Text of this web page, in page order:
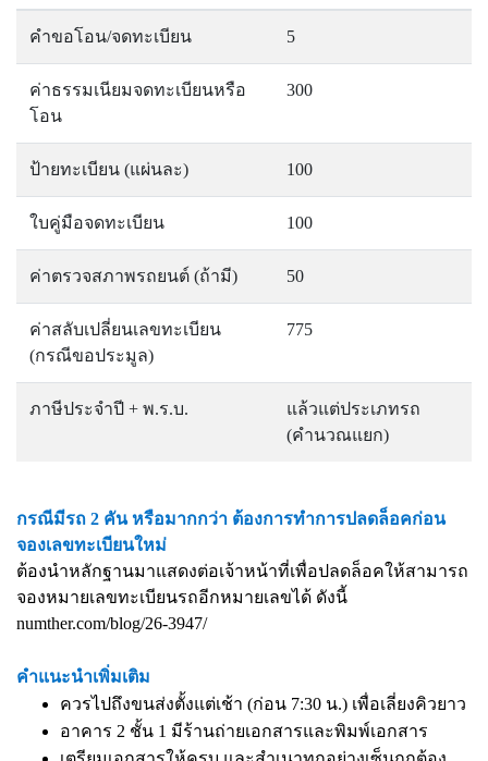
คำขอโอน/จดทะเบียน 5
ค่าธรรมเนียมจดทะเบียนหรือ
โอน
300
ป้ายทะเบียน (แผ่นละ) 100
ใบคู่มือจดทะเบียน 100
ค่าตรวจสภาพรถยนต์ (ถ้ามี) 50
ค่าสลับเปลี่ยนเลขทะเบียน
(กรณีขอประมูล)
775
ภาษีประจำปี + พ.ร.บ.
แล้วแต่ประเภทรถ
(คำนวณแยก)
กรณีมีรถ 2 คัน หรือมากกว่า ต้องการทำการปลดล็อคก่อน
จองเลขทะเบียนใหม่
ต้องนำหลักฐานมาแสดงต่อเจ้าหน้าที่เพื่อปลดล็อคให้สามารถ
จองหมายเลขทะเบียนรถอีกหมายเลขได้ ดังนี้
numther.com/blog/26-3947/
คำแนะนำเพิ่มเติม
ควรไปถึงขนส่งตั้งแต่เช้า (ก่อน 7:30 น.) เพื่อเลี่ยงคิวยาว
อาคาร 2 ชั้น 1 มีร้านถ่ายเอกสารและพิมพ์เอกสาร